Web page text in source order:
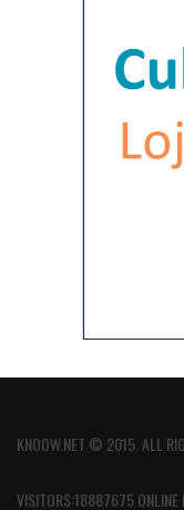
KNOOW.NET © 2015. ALL
VISITORS:18887675 ONLINE